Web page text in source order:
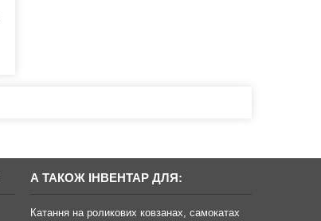
А ТАКОЖ ІНВЕНТАР ДЛЯ:
Катання на роликових ковзанах, самокатах